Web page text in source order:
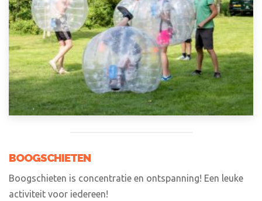
BOOGSCHIETEN
Boogschieten is concentratie en ontspanning! Een leuke
activiteit voor iedereen!